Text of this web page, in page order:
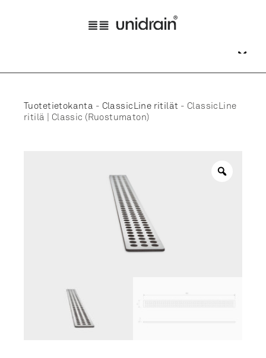
Tuotetietokanta - ClassicLine ritilät - ClassicLine
ritilä | Classic (Ruostumaton)